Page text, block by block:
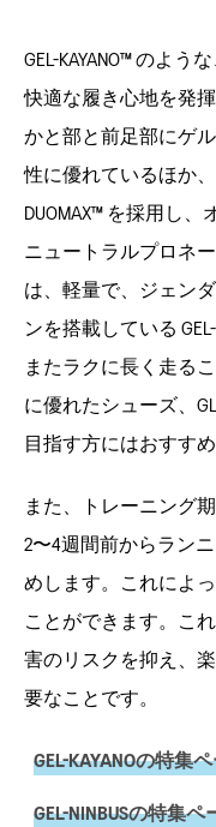
GEL-KAYANO™ のよう
快適な履き心地を発
かと部と前足部にゲ
性に優れているほか、
DUOMAX™ を採用し
ニュートラルプロネ
は、軽量で、ジェン
ンを搭載している
またラクに長く走る
に優れたシューズ、
目指す方にはおすす
また、トレーニング
2〜4週間前からラン
めします。これによ
ことができます。こ
害のリスクを抑え、
要なことです。
GEL-KAYANOの特集
GEL-NINBUSの特集